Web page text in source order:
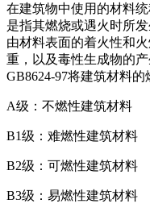
在建筑物中使用的材料
是指其燃烧或遇火时所
由材料表面的着火性和
重，以及毒性生成物的
GB8624-97将建筑材料的
A级：不燃性建筑材料
B1级：难燃性建筑材料
B2级：可燃性建筑材料
B3级：易燃性建筑材料